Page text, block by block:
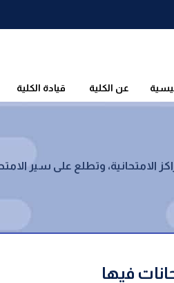
عن الكلية قيادة الكلية
الامتحانية، وتطلع على سير
فيها